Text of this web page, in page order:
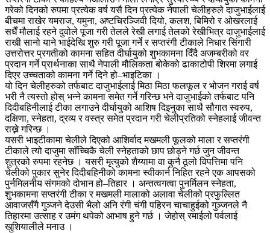
गरेको दिनको रुपमा प्रत्येक वर्ष यसै दिन प्रत्येक नेपाली चेलीहरुले दाजुभाईलाई
बीचमा राखेर यमराज, यमुना, अष्टचिरञ्जिवी दियो, कलश, बिमिरो र ओखरलाई
सधैँ मौलाई रहने दुवोले पूजा गरी तेलले रेखी लगाई तेलको रेखीभित्र दाजुभाईलाई
राखी सानो याने भाईदेखि शुरु गरी पूजा गर्ने र सप्तरंगी टीकाले निधार सिंगारी
उत्तरोत्तर प्रगतीको कामना सहित दीर्घायुको शुभकामना दिँदै अजम्बरीको वर
प्रदान गर्ने प्रार्थनाका साथै नेपाली मौलिकता बोकेको ढाकाटोपी शिरमा लगाई
दिएर उच्चताको कामना गर्ने दिने हो–भाइटिका ।
यो दिन चेलीहरुको तर्फबाट दाजुभाईलाई मिठा मिठा फलफूल र भोजन गराई वर्ष
भरी नै त्यस्तो होस् भन्ने कामना समेत गर्ने गरिन्छ भने दाजुभाईको तर्फबाट पनि
दिदीबहिनीलाई टीका लगाउने दीर्घायुको आशिष दिइनुका साथै सौगात स्वरुप,
दक्षिणा, स्नेहता, द्रव्य र वस्त्र समेत प्रदान गरी चेलीप्रतिको स्नेहलाई जीवन्त
राख्ने गरिन्छ ।
यसरी भाइटीकामा चेलीले दिएको आशिर्वाद मखमली फूलको माला र सप्तरंगी
टीकाले त्यो दाजुमा साँच्चिकै चेली स्नेहताको छाप छोड्ने गर्छ जुन जीवन्त
शुत्रको रुपमा रहनेछ । यसरी मृत्युको शैय्यामा वा कुनै ठूलो विपत्तिमा पनि
चेलीको पुकार सुनेर दिदीबहिनीको कामना स्वीकार्न निहित रहने एक आपसको
पुर्नमिलनीय संगमको दोभान हो–तिहार । अन्तत्वगत्वा पुनर्मिलन स्नेहता,
शुभकामना सप्तरंगी टीका र मखमली मालाको अलावा चेलीको प्रफुल्लित
आवाजसँगै गुञ्जने देउसी भैलो अनि रंगी चंगी पहिरन चाचाहुईको गुञ्जनले नै
तिहारमा उत्साह र उमंग थपेको आभाष हुने गर्छ । जेहोस् रमाईलो पर्वलाई
खुशियालीले मनाउ ।